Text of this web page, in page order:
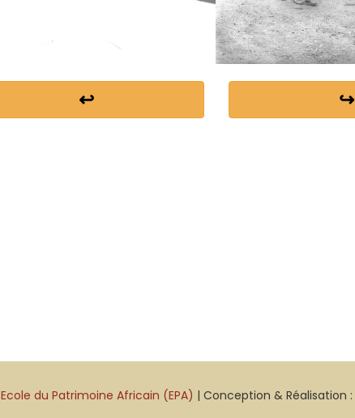
↩ ↪
Ecole du Patrimoine Africain (EPA) | Conception & Réalisation :